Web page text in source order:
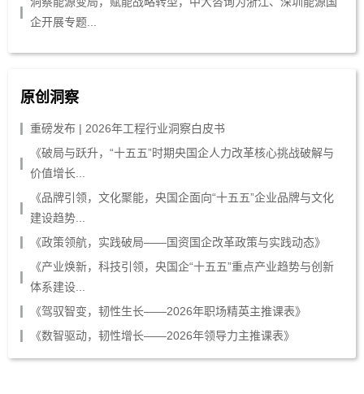
企开展专题...
原创洞察
重磅发布 | 2026年工程行业洞察白皮书
《破局与跃升，“十五五”时期央国企人力改革核心挑战破解与
价值增长...
《品牌引领，文化聚能，央国企面向“十五五”企业品牌与文化
建设趋势...
《政策领航，实践破局——国资国企改革政策与实践动态》
《产业焕新，科技引领，央国企“十五五”重点产业趋势与创新
体系建设...
《驾驭智变，韧性生长——2026年职场精英主推课表》
《数智驱动，韧性增长——2026年领导力主推课表》